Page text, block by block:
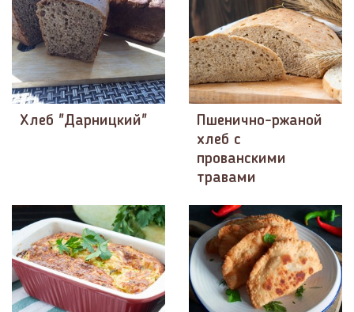
Хлеб "Дарницкий"
Пшенично-ржаной
хлеб с
прованскими
травами